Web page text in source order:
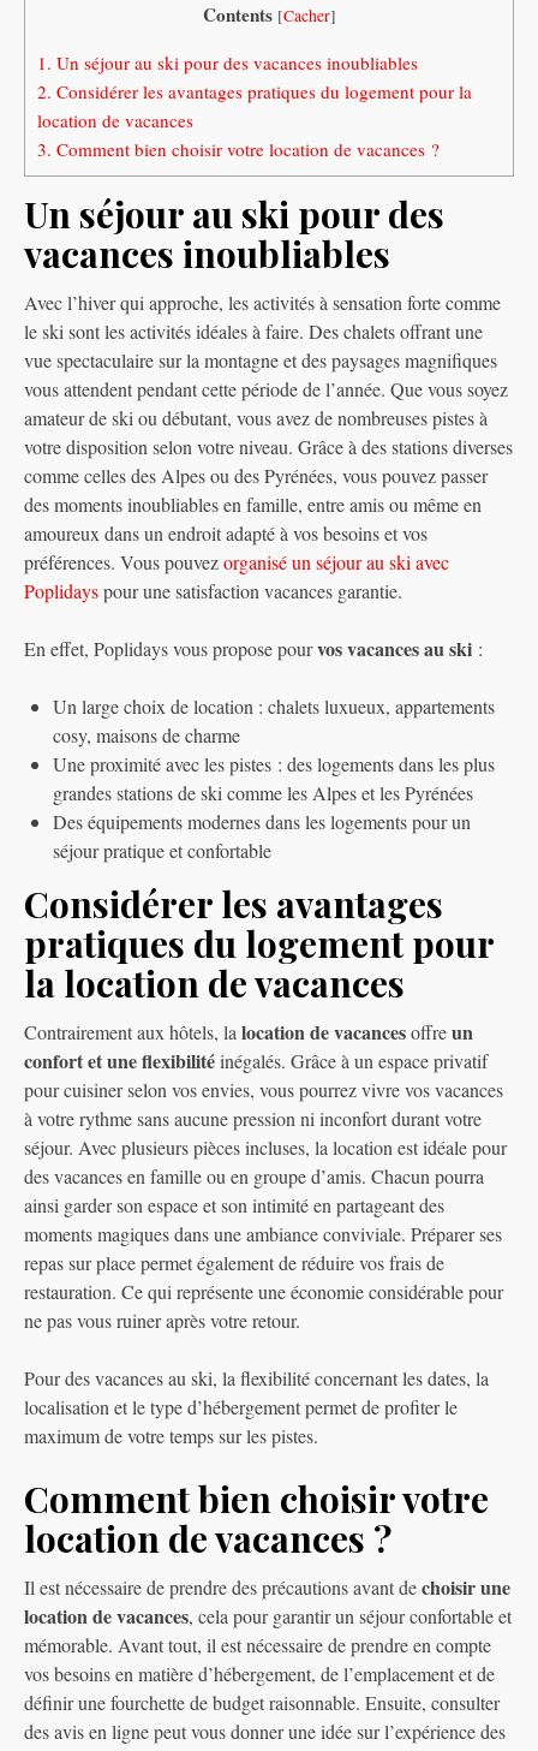
Contents [Cacher]
1. Un séjour au ski pour des vacances inoubliables
2. Considérer les avantages pratiques du logement pour la
location de vacances
3. Comment bien choisir votre location de vacances ?
Un séjour au ski pour des
vacances inoubliables
Avec l’hiver qui approche, les activités à sensation forte comme
le ski sont les activités idéales à faire. Des chalets offrant une
vue spectaculaire sur la montagne et des paysages magnifiques
vous attendent pendant cette période de l’année. Que vous soyez
amateur de ski ou débutant, vous avez de nombreuses pistes à
votre disposition selon votre niveau. Grâce à des stations diverses
comme celles des Alpes ou des Pyrénées, vous pouvez passer
des moments inoubliables en famille, entre amis ou même en
amoureux dans un endroit adapté à vos besoins et vos
préférences. Vous pouvezorganiséun séjour au ski avec
Poplidayspour une satisfaction vacances garantie.
En effet, Poplidays vous propose pourvos vacances au ski :
Un large choix de location : chalets luxueux, appartements
cosy, maisons de charme
Une proximité avec les pistes : des logements dans les plus
grandes stations de ski comme les Alpes et les Pyrénées
Des équipements modernes dans les logements pour un
séjour pratique et confortable
Considérer les avantages
pratiques du logement pour
la location de vacances
Contrairement aux hôtels, la location de vacancesoffreun
confort et une flexibilitéinégalés. Grâce à un espace privatif
pour cuisiner selon vos envies, vous pourrez vivre vos vacances
à votre rythme sans aucune pression ni inconfort durant votre
séjour. Avec plusieurs pièces incluses, la location est idéale pour
des vacances en famille ou en groupe d’amis. Chacun pourra
ainsi garder son espace et son intimité en partageant des
moments magiques dans une ambiance conviviale. Préparer ses
repas sur place permet également de réduire vos frais de
restauration. Ce qui représente une économie considérable pour
ne pas vous ruiner après votre retour.
Pour des vacances au ski, la flexibilité concernant les dates, la
localisation et le type d’hébergement permet de profiter le
maximum de votre temps sur les pistes.
Comment bien choisir votre
location de vacances ?
Il est nécessaire de prendre des précautions avant dechoisir une
location de vacances, cela pour garantir un séjour confortable et
mémorable. Avant tout, il est nécessaire de prendre en compte
vos besoins en matière d’hébergement, de l’emplacement et de
définir une fourchette de budget raisonnable. Ensuite, consulter
des avis en ligne peut vous donner une idée sur l’expérience des